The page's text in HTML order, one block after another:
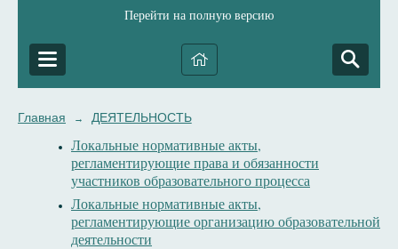
Перейти на полную версию
Главная → ДЕЯТЕЛЬНОСТЬ
Локальные нормативные акты,
регламентирующие права и обязанности
участников образовательного процесса
Локальные нормативные акты,
регламентирующие организацию образовательной
деятельности